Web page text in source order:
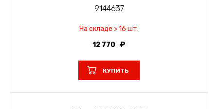
9144637
На складе > 16 шт.
12 770
КУПИТЬ